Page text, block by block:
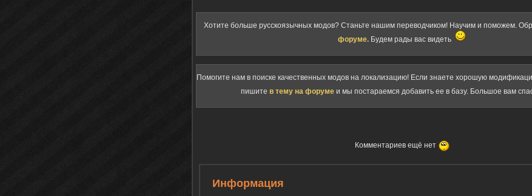
Хотите больше русскоязычных модов? Станьте нашим переводчиком! Научим и поможем.
форуме. Будем рады вас видеть
Помогите нам в поиске качественных модов на локализацию! Если знаете хорошую
пишите в тему на форуме и мы постараемся добавить ее в базу. Большое вам
Комментариев ещё нет
Информация